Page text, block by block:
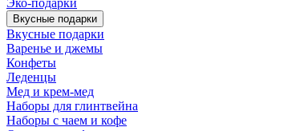
Эко-подарки
Вкусные подарки
Вкусные подарки
Варенье и джемы
Конфеты
Леденцы
Мед и крем-мед
Наборы для глинтвейна
Наборы с чаем и кофе